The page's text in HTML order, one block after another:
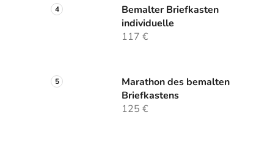
Bemalter Briefkasten
individuelle
117 €
Marathon des bemalten
Briefkastens
125 €